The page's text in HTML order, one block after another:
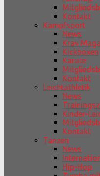
Kontakt
Kampfsport
News
Krav Maga
Kickboxen
Karate
Kontakt
Leichtathletik
News
Kinder-
Kontakt
Tanzen
News
Hip-Hop